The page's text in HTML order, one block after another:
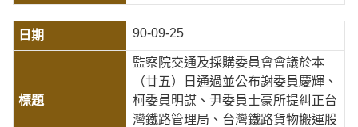
90-09-25
監察院交通及採購委員會會議於本
（廿五）日通過並公布謝委員慶輝、
柯委員明謀、尹委員士豪所提糾正台
灣鐵路管理局、台灣鐵路貨物搬運股